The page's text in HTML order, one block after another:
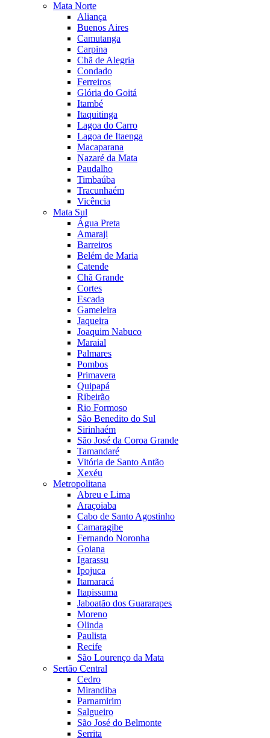
Mata Norte
Aliança
Buenos Aires
Camutanga
Carpina
Chã de Alegria
Condado
Ferreiros
Glória do Goitá
Itambé
Itaquitinga
Lagoa do Carro
Lagoa de Itaenga
Macaparana
Nazaré da Mata
Paudalho
Timbaúba
Tracunhaém
Vicência
Mata Sul
Água Preta
Amaraji
Barreiros
Belém de Maria
Catende
Chã Grande
Cortes
Escada
Gameleira
Jaqueira
Joaquim Nabuco
Maraial
Palmares
Pombos
Primavera
Quipapá
Ribeirão
Rio Formoso
São Benedito do Sul
Sirinhaém
São José da Coroa Grande
Tamandaré
Vitória de Santo Antão
Xexéu
Metropolitana
Abreu e Lima
Araçoiaba
Cabo de Santo Agostinho
Camaragibe
Fernando Noronha
Goiana
Igarassu
Ipojuca
Itamaracá
Itapissuma
Jaboatão dos Guararapes
Moreno
Olinda
Paulista
Recife
São Lourenço da Mata
Sertão Central
Cedro
Mirandiba
Parnamirim
Salgueiro
São José do Belmonte
Serrita